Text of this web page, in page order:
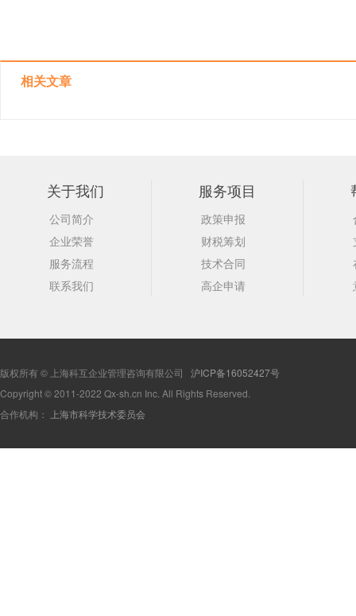
相关文章
关于我们
公司简介
企业荣誉
服务流程
联系我们
服务项目
政策申报
财税筹划
技术合同
高企申请
版权所有 © 上海科互企业管理咨询有限公司 沪ICP备16052427号
Copyright © 2011-2022 Qx-sh.cn Inc. All Rights Reserved.
合作机构：
上海市科学技术委员会